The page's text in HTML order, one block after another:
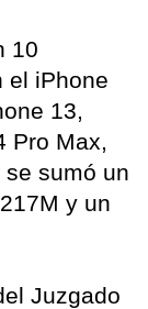
10
el iPhone
13,
Pro Max,
sumó un
y un
Juzgado